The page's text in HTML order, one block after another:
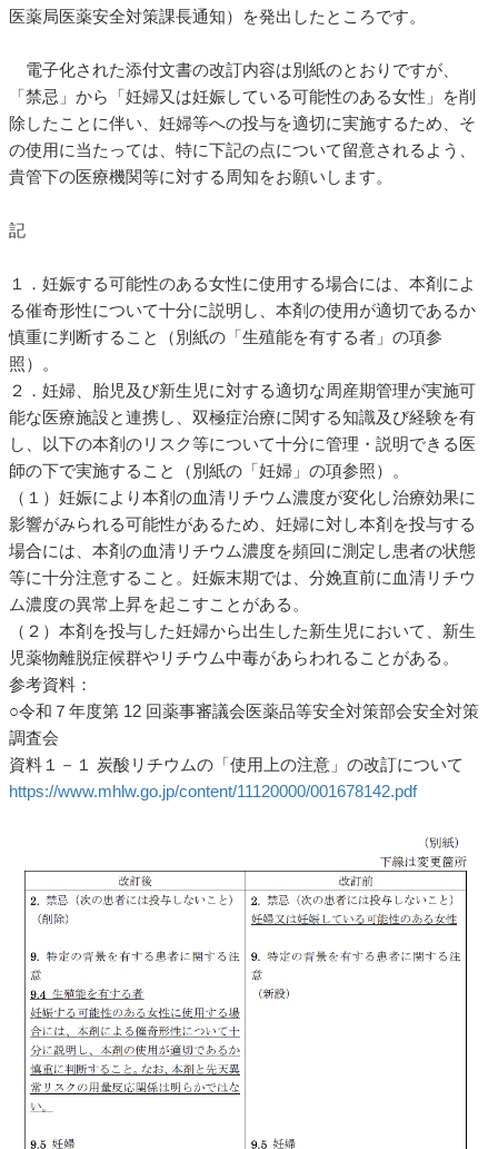
医薬局医薬安全対策課長通知）を発出したところです。
電子化された添付文書の改訂内容は別紙のとおりですが、
「禁忌」から「妊婦又は妊娠している可能性のある女性」を削
除したことに伴い、妊婦等への投与を適切に実施するため、そ
の使用に当たっては、特に下記の点について留意されるよう、
貴管下の医療機関等に対する周知をお願いします。
記
１．妊娠する可能性のある女性に使用する場合には、本剤によ
る催奇形性について十分に説明し、本剤の使用が適切であるか
慎重に判断すること（別紙の「生殖能を有する者」の項参
照）。
２．妊婦、胎児及び新生児に対する適切な周産期管理が実施可
能な医療施設と連携し、双極症治療に関する知識及び経験を有
し、以下の本剤のリスク等について十分に管理・説明できる医
師の下で実施すること（別紙の「妊婦」の項参照）。
（１）妊娠により本剤の血清リチウム濃度が変化し治療効果に
影響がみられる可能性があるため、妊婦に対し本剤を投与する
場合には、本剤の血清リチウム濃度を頻回に測定し患者の状態
等に十分注意すること。妊娠末期では、分娩直前に血清リチウ
ム濃度の異常上昇を起こすことがある。
（２）本剤を投与した妊婦から出生した新生児において、新生
児薬物離脱症候群やリチウム中毒があらわれることがある。
参考資料：
○令和７年度第 12 回薬事審議会医薬品等安全対策部会安全対策
調査会
資料１－１ 炭酸リチウムの「使用上の注意」の改訂について
https://www.mhlw.go.jp/content/11120000/001678142.pdf